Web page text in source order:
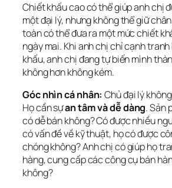
Chiết khấu cao có thể giúp anh chị
một đại lý, nhưng không thể giữ
toàn có thể đưa ra một mức chiết
ngày mai. Khi anh chị chỉ cạnh
khấu, anh chị đang tự biến mình
không hơn không kém.
Góc nhìn cá nhân: Chủ đại lý
Họ cần sự an tâm và dễ dàng. Sản
có dễ bán không? Có được nhiều
có vấn đề về kỹ thuật, họ có được
chóng không? Anh chị có giúp họ
hàng, cung cấp các công cụ bán
không?